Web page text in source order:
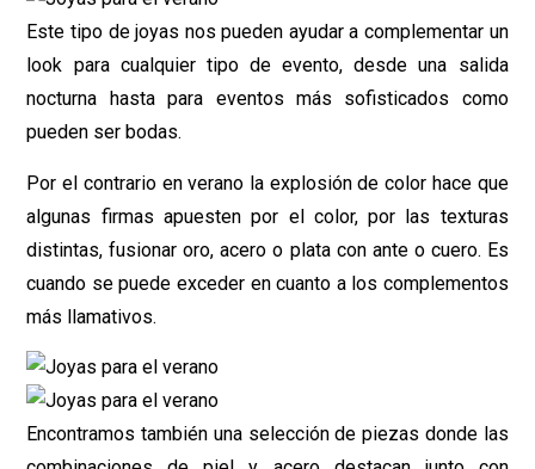
Este tipo de joyas nos pueden ayudar a complementar un
look para cualquier tipo de evento, desde una salida
nocturna hasta para eventos más sofisticados como
pueden ser bodas.
Por el contrario en verano la explosión de color hace que
algunas firmas apuesten por el color, por las texturas
distintas, fusionar oro, acero o plata con ante o cuero. Es
cuando se puede exceder en cuanto a los complementos
más llamativos.
Encontramos también una selección de piezas donde las